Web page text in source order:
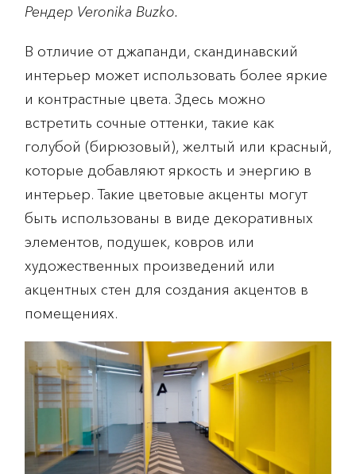
Рендер Veronika Buzko.
В отличие от джапанди, скандинавский
интерьер может использовать более яркие
и контрастные цвета. Здесь можно
встретить сочные оттенки, такие как
голубой (бирюзовый), желтый или красный,
которые добавляют яркость и энергию в
интерьер. Такие цветовые акценты могут
быть использованы в виде декоративных
элементов, подушек, ковров или
художественных произведений или
акцентных стен для создания акцентов в
помещениях.